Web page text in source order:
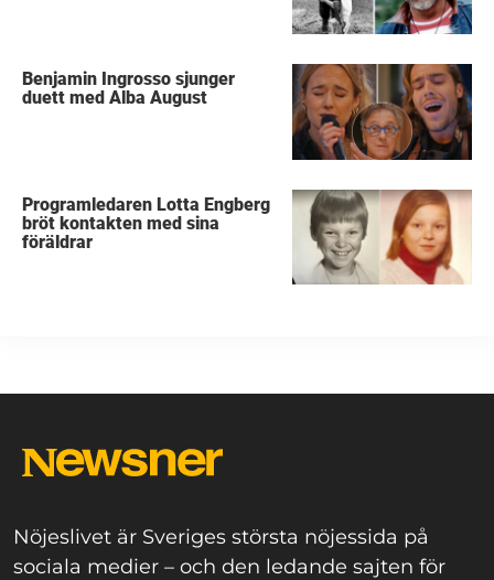
Benjamin Ingrosso sjunger
duett med Alba August
Programledaren Lotta Engberg
bröt kontakten med sina
föräldrar
Nöjeslivet är Sveriges största nöjessida på
sociala medier – och den ledande sajten för